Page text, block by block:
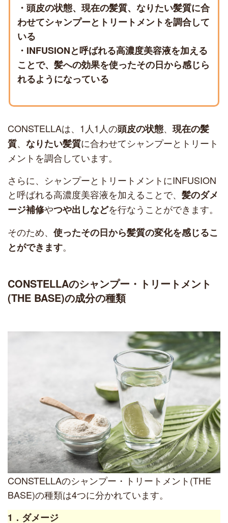
・頭皮の状態、現在の髪質、なりたい髪質に合
わせてシャンプーとトリートメントを調合して
いる
・INFUSIONと呼ばれる高濃度美容液を加える
ことで、髪への効果を使ったその日から感じら
れるようになっている
CONSTELLAは、1人1人の頭皮の状態、 現在の髪
質、 なりたい髪質に合わせてシャンプーとトリート
メントを調合しています。
さらに、シャンプーとトリートメントにINFUSION
と呼ばれる高濃度美容液を加えることで、 髪のダメ
ージ補修やつや出しなどを行なうことができます。
そのため、 使ったその日から髪質の変化を感じるこ
とができます。
CONSTELLAのシャンプー・トリートメント
(THE BASE)の成分の種類
CONSTELLAのシャンプー・トリートメント(THE
BASE)の種類は4つに分かれています。
1．ダメージ